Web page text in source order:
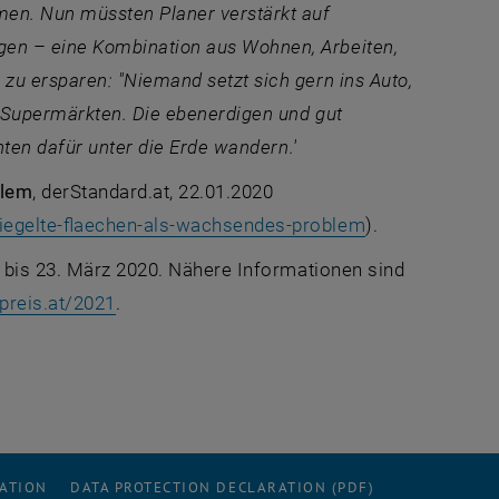
Nun müssten Planer verstärkt auf
– eine Kombination aus Wohnen, Arbeiten,
ersparen: "Niemand setzt sich gern ins Auto,
Die ebenerdigen und gut
dafür unter die Erde wandern.'
, derStandard.at, 22.01.2020
flaechen-als-wachsendes-problem, opens an
).
23. März 2020. Nähere Informationen sind
2021
DATA PROTECTION DECLARATION (PDF)